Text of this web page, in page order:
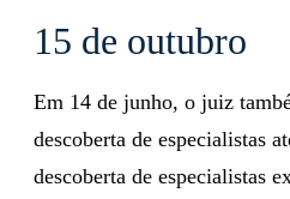
15 de outubro
Em 14 de junho, o juiz
descoberta de especialistas
descoberta de especialistas